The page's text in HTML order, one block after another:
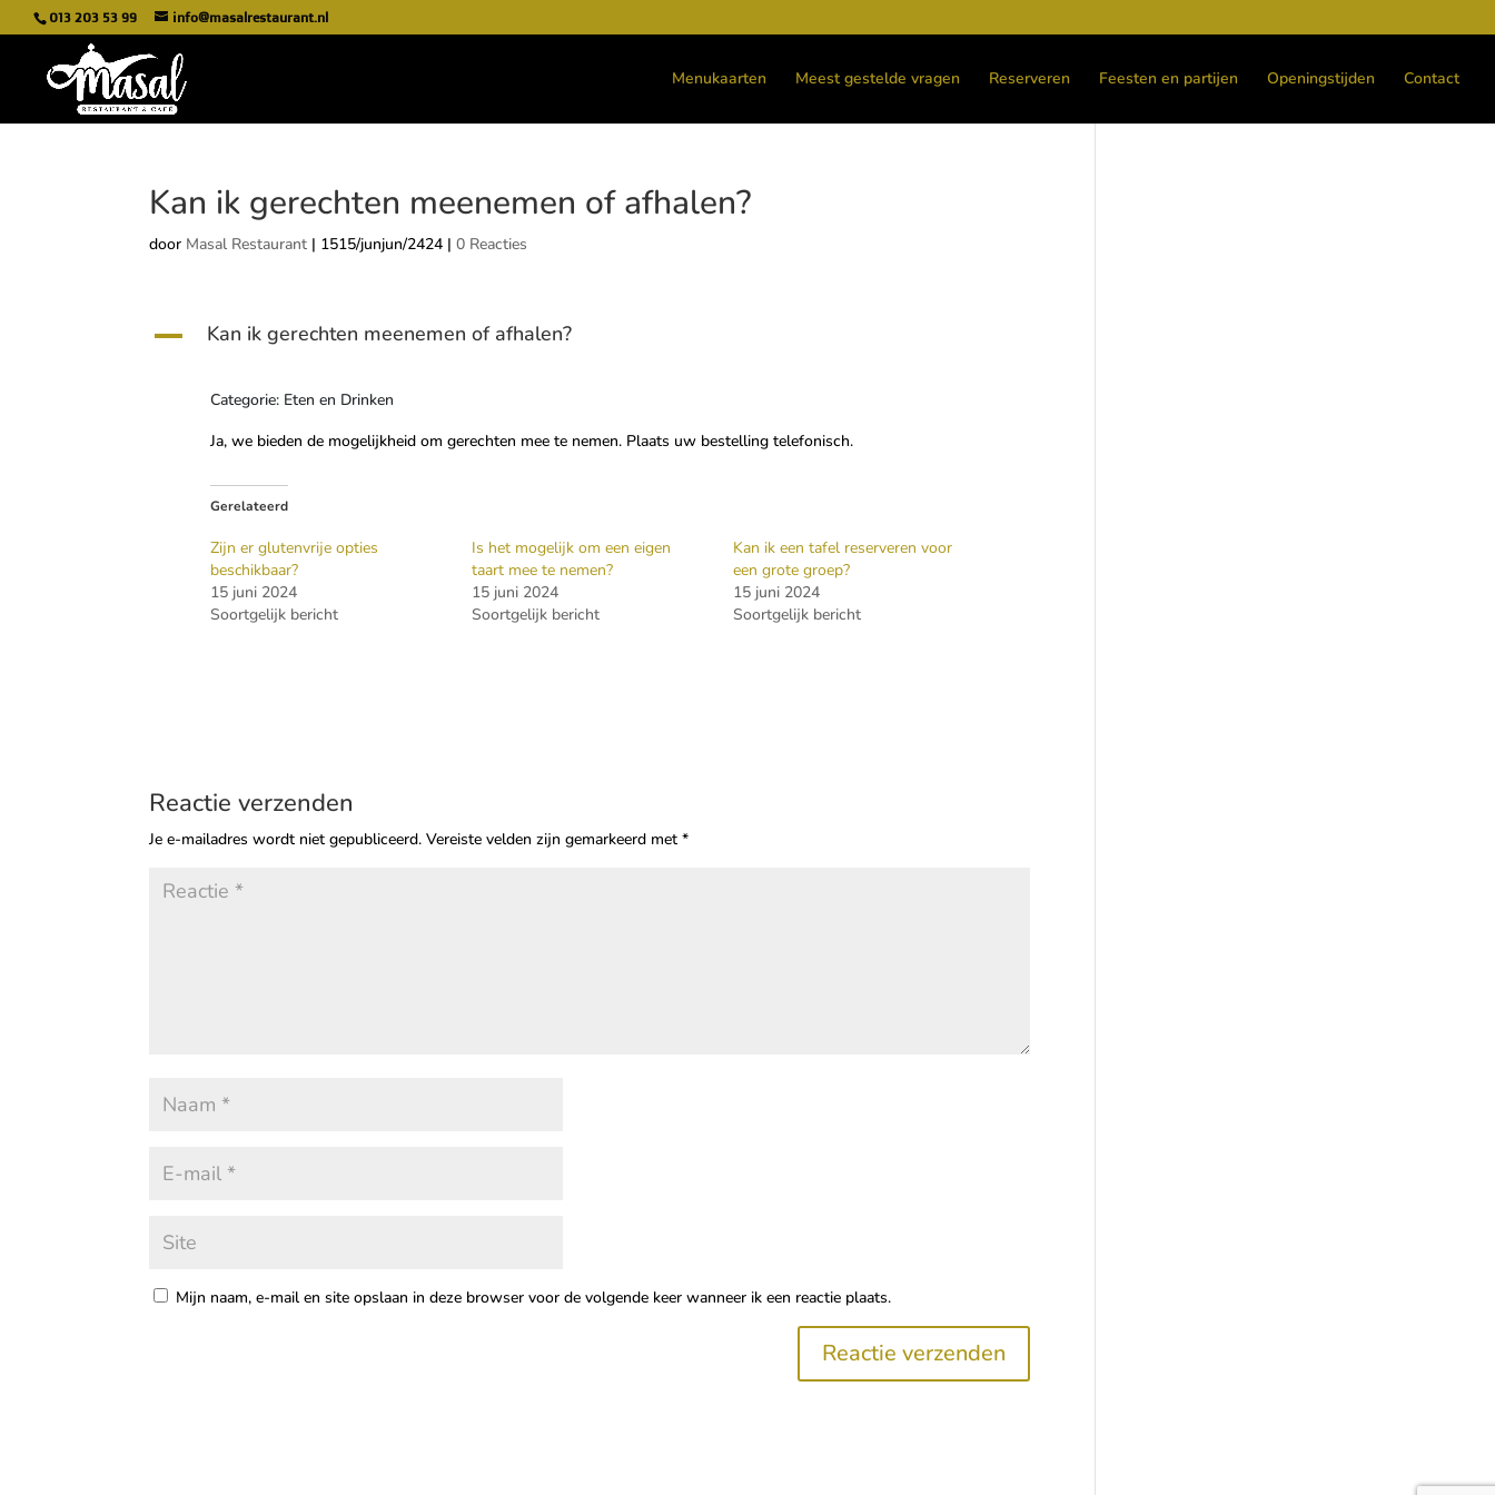
013 203 53 99 info@masalrestaurant.nl
Menukaarten Meest gestelde vragen Reserveren Feesten en partijen Openingstijden Contact
Kan ik gerechten meenemen of afhalen?
door Masal Restaurant | 1515/junjun/2424 |0 Reacties
A Kan ik gerechten meenemen of afhalen?
Categorie: Eten en Drinken
Ja, we bieden de mogelijkheid om gerechten mee te nemen. Plaats uw bestelling telefonisch.
Gerelateerd
Zijn er glutenvrije opties
beschikbaar?
15 juni 2024
Soortgelijk bericht
Is het mogelijk om een eigen
taart mee te nemen?
15 juni 2024
Soortgelijk bericht
Kan ik een tafel reserveren voor
een grote groep?
15 juni 2024
Soortgelijk bericht
Reactie verzenden
Je e-mailadres wordt niet gepubliceerd. Vereiste velden zijn gemarkeerd met*
Mijn naam, e-mail en site opslaan in deze browser voor de volgende keer wanneer ik een reactie plaats.